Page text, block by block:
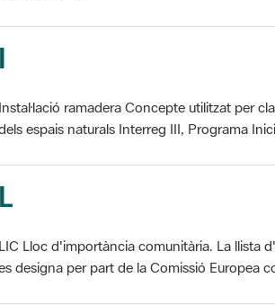
I
Instal·lació ramadera Concepte utilitzat per
espais naturals Interreg III, Programa
L
LIC Lloc d'importància comunitària. La llista
designa per part de la Comissió Europea